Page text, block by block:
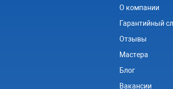
О компании
Гарантийный
Отзывы
Мастера
Блог
Вакансии